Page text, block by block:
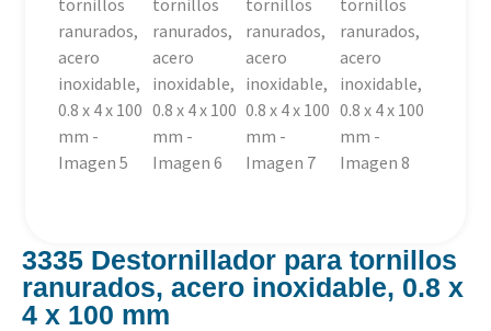
3335 Destornillador para tornillos
ranurados, acero inoxidable, 0.8 x
4 x 100 mm